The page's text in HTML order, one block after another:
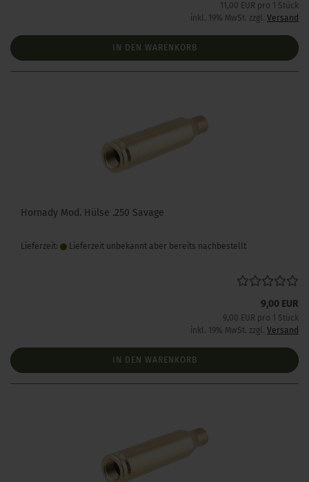
11,00 EUR pro 1 Stück
inkl. 19% MwSt. zzgl. Versand
IN DEN WARENKORB
Hornady Mod. Hülse .250 Savage
Lieferzeit: Lieferzeit unbekannt aber bereits nachbestellt
9,00 EUR
9,00 EUR pro 1 Stück
inkl. 19% MwSt. zzgl. Versand
IN DEN WARENKORB